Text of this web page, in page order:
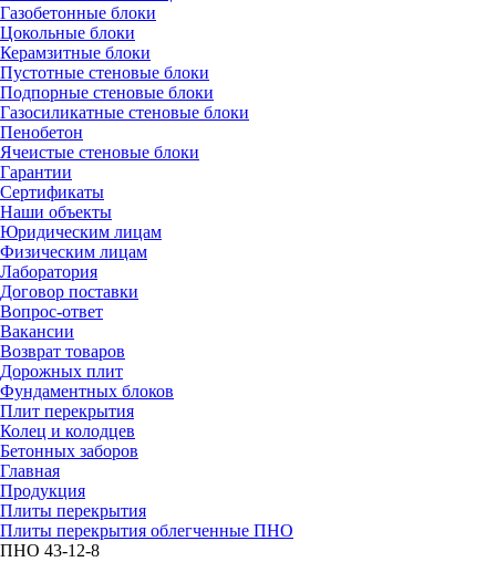
Газобетонные блоки
Цокольные блоки
Керамзитные блоки
Пустотные стеновые блоки
Подпорные стеновые блоки
Газосиликатные стеновые блоки
Пенобетон
Ячеистые стеновые блоки
Гарантии
Сертификаты
Наши объекты
Юридическим лицам
Физическим лицам
Лаборатория
Договор поставки
Вопрос-ответ
Вакансии
Возврат товаров
Дорожных плит
Фундаментных блоков
Плит перекрытия
Колец и колодцев
Бетонных заборов
Главная
Продукция
Плиты перекрытия
Плиты перекрытия облегченные ПНО
ПНО 43-12-8